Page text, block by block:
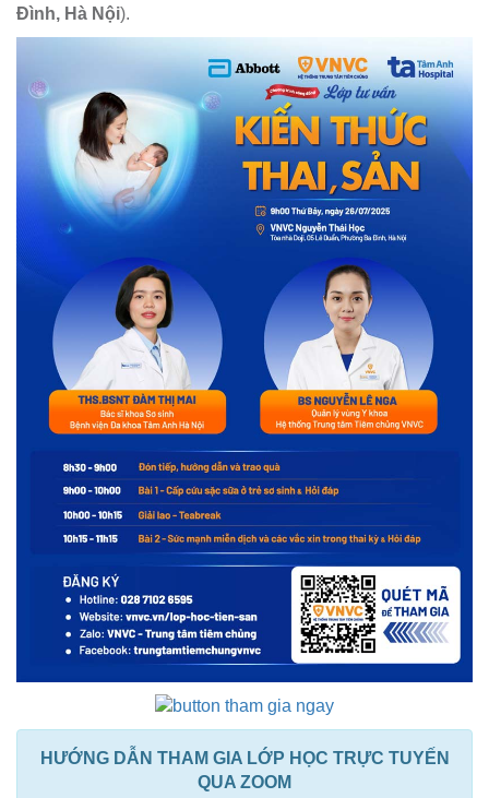
Đình, Hà Nội).
HƯỚNG DẪN THAM GIA LỚP HỌC TRỰC TUYẾN
QUA ZOOM